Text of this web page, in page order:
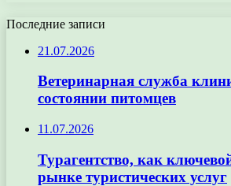
Последние записи
21.07.2026
Ветеринарная служба
состоянии питомцев
11.07.2026
Турагентство, как
рынке туристических услуг